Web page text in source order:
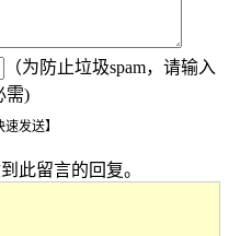
（为防止垃圾spam，请输入
需)
发送】
此留言的回复。